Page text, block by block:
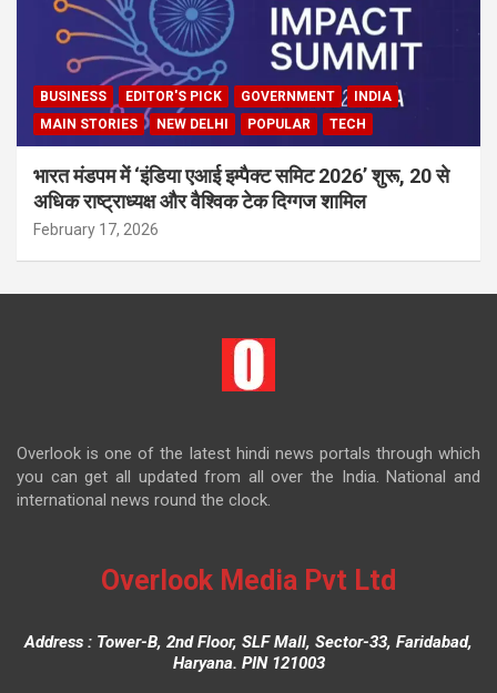
BUSINESS EDITOR'S PICK GOVERNMENT
INDIA
MAIN STORIES
NEW DELHI POPULAR TECH
भारत मंडपम में ‘इंडिया एआई इम्पैक्ट समिट 2026’ शुरू, 20 से
अधिक राष्ट्राध्यक्ष और वैश्विक टेक दिग्गज शामिल
February 17, 2026
Overlook is one of the latest hindi news portals through which
you can get all updated from all over the India. National and
international news round the clock.
Overlook Media Pvt Ltd
Address : Tower-B, 2nd Floor, SLF Mall, Sector-33, Faridabad,
Haryana. PIN 121003